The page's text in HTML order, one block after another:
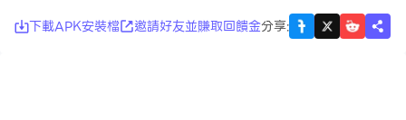
下載APK安裝檔
邀請好友並賺取回饋金分享: